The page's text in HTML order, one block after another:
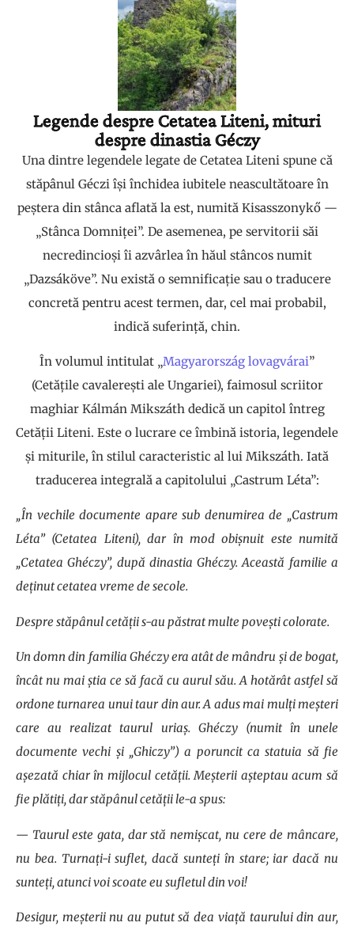
Legende despre Cetatea Liteni, mituri
despre dinastia Géczy
Una dintre legendele legate de Cetatea Liteni spune că
stăpânul Géczi își închidea iubitele neascultătoare în
peștera din stânca aflată la est, numită Kisasszonykő —
„Stânca Domniței”. De asemenea, pe servitorii săi
necredincioși îi azvârlea în hăul stâncos numit
„Dazsáköve”. Nu există o semnificație sau o traducere
concretă pentru acest termen, dar, cel mai probabil,
indică suferință, chin.
În volumul intitulat „Magyarország lovagvárai”
(Cetățile cavalerești ale Ungariei), faimosul scriitor
maghiar Kálmán Mikszáth dedică un capitol întreg
Cetății Liteni. Este o lucrare ce îmbină istoria, legendele
și miturile, în stilul caracteristic al lui Mikszáth. Iată
traducerea integrală a capitolului „Castrum Léta”:
„În vechile documente apare sub denumirea de „Castrum
Léta” (Cetatea Liteni), dar în mod obișnuit este numită
„Cetatea Ghéczy”, după dinastia Ghéczy. Această familie a
deținut cetatea vreme de secole.
Despre stăpânul cetății s-au păstrat multe povești colorate.
Un domn din familia Ghéczy era atât de mândru și de bogat,
încât nu mai știa ce să facă cu aurul său. A hotărât astfel să
ordone turnarea unui taur din aur. A adus mai mulți meșteri
care au realizat taurul uriaș. Ghéczy (numit în unele
documente vechi și „Ghiczy”) a poruncit ca statuia să fie
așezată chiar în mijlocul cetății. Meșterii așteptau acum să
fie plătiți, dar stăpânul cetății le-a spus:
— Taurul este gata, dar stă nemișcat, nu cere de mâncare,
nu bea. Turnați-i suflet, dacă sunteți în stare; iar dacă nu
sunteți, atunci voi scoate eu sufletul din voi!
Desigur, meșterii nu au putut să dea viață taurului din aur,